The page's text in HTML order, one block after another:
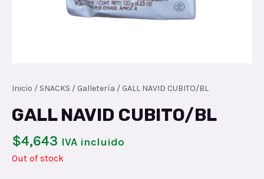
Inicio / SNACKS / Galletería / GALL NAVID CUBITO/BL
GALL NAVID CUBITO/BL
$4,643 IVA incluido
Out of stock